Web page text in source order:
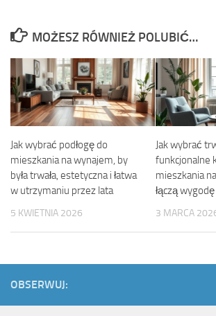
MOŻESZ RÓWNIEŻ POLUBIĆ…
Jak wybrać podłogę do
mieszkania na wynajem, by
była trwała, estetyczna i łatwa
w utrzymaniu przez lata
5 KWIETNIA 2026
Jak wybrać
funkcjonalne
mieszkania
łączą
3 MARCA
OBSERWUJ: